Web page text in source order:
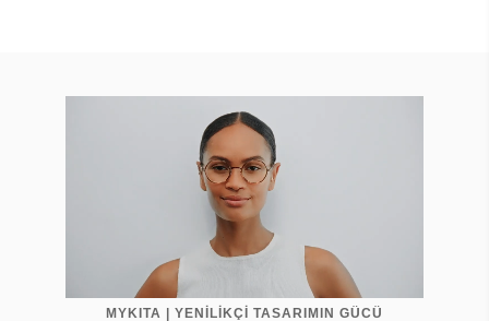
MYKITA | YENİLİKÇİ TASARIMIN GÜCÜ